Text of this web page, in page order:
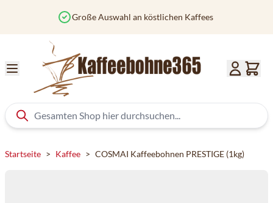
Vor 12 Uhr bestellt? Heute versendet
Startseite > Kaffee > COSMAI Kaffeebohnen PRESTIGE (1kg)